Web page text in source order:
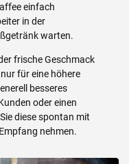
einfach
in der
warten.
frische Geschmack
für eine höhere
besseres
oder einen
diese spontan mit
nehmen.